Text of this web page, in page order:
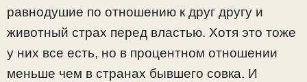
равнодушие по отношению к друг другу и
животный страх перед властью. Хотя это тоже
у них все есть, но в процентном отношении
меньше чем в странах бывшего совка. И